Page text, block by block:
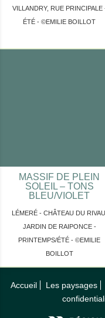
VILLANDRY, RUE PRINCIPALE
ÉTÉ - ©EMILIE BOILLOT
MASSIF DE PLEIN
SOLEIL – TONS
BLEU/VIOLET
LÉMERÉ - CHÂTEAU DU RIVAU,
JARDIN DE RAIPONCE -
PRINTEMPS/ÉTÉ - ©EMILIE
BOILLOT
Accueil Les paysages